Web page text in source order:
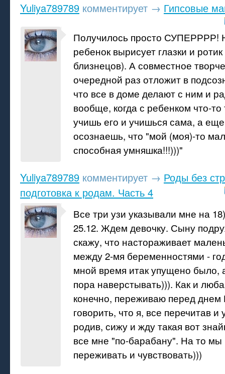
Yuliya789789 комментирует → Гипсовые
Получилось просто СУПЕРРРР!
ребенок вырисует глазки и ротик
близнецов). А совместное
очередной раз отложит в
что все в доме делают с ним и
вообще, когда с ребенком что-
учишь его и учишься сама, а
осознаешь, что "мой (моя)-то
способная умняшка!!!)))"
Yuliya789789 комментирует → Роды без
подготовка к родам. Часть 4
Все три узи указывали мне на
25.12. Ждем девочку. Сыну
скажу, что настораживает
между 2-мя беременностями -
мной время итак упущено было,
пора наверстывать))). Как и
конечно, переживаю перед
говорить, что я, все перечитав
родив, сижу и жду такая вот
все мне "по-барабану". На то
переживать и чувствовать)))